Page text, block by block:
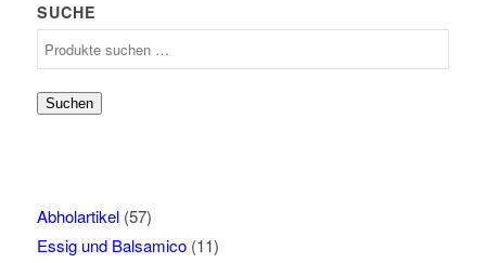
SUCHE
Suchen
Abholartikel (57)
Essig und Balsamico (11)